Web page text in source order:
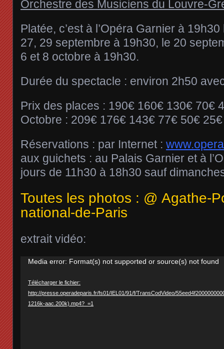
Platée, c’est à l’Opéra Garnier à
27, 29 septembre à 19h30, le 20
6 et 8 octobre à 19h30.
Durée du spectacle : environ 2h50
Prix des places : 190€ 160€ 130€ 70€
Octobre : 209€ 176€ 143€ 77€ 50€
Réservations : par Internet :
aux guichets : au Palais Garnier et à
jours de 11h30 à 18h30 sauf
Toutes les photos : @ Agathe-
national-de-Paris
extrait vidéo:
Lecteur
Media error: Format(s) not supported or source(s) not found
Télécharger le fichier:
http://presse.operadeparis.fr/fs01/IEL01/91/f/TransCodVideo/
1216k-aac.200k).mp4?_=1